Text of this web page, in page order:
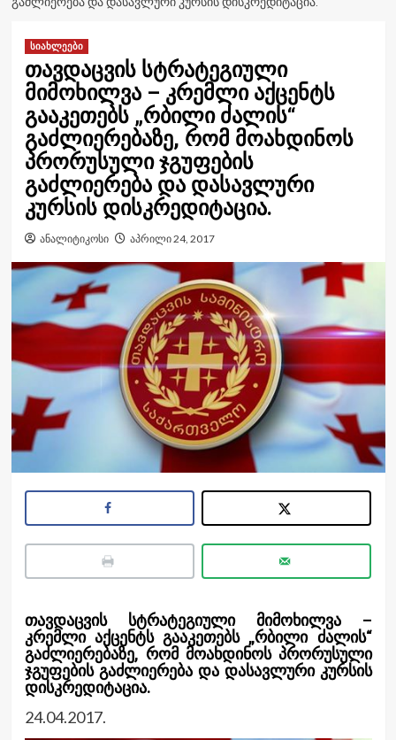
სიახლეები
თავდაცვის სტრატეგიული
მიმოხილვა – კრემლი აქცენტს
გააკეთებს „რბილი ძალის“
გაძლიერებაზე, რომ მოახდინოს
პრორუსული ჯგუფების
გაძლიერება და დასავლური
კურსის დისკრედიტაცია.
ანალიტიკოსი აპრილი 24, 2017
თავდაცვის სტრატეგიული მიმოხილვა –
კრემლი აქცენტს გააკეთებს „რბილი ძალის“
გაძლიერებაზე, რომ მოახდინოს პრორუსული
ჯგუფების გაძლიერება და დასავლური კურსის
დისკრედიტაცია.
24.04.2017.